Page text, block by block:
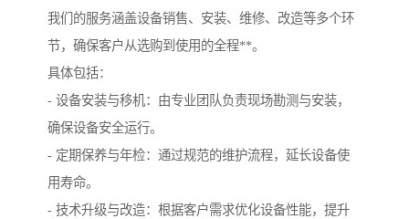
我们的服务涵盖设备销售、安装、维修、改造等多个环
节，确保客户从选购到使用的全程**。
具体包括：
- 设备安装与移机：由专业团队负责现场勘测与安装，
确保设备安全运行。
- 定期保养与年检：通过规范的维护流程，延长设备使
用寿命。
- 技术升级与改造：根据客户需求优化设备性能，提升